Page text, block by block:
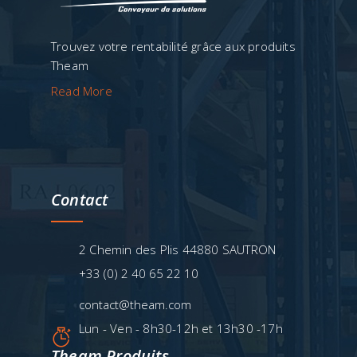
Trouvez votre rentabilité grâce aux produits
Theam
Read More
Contact
2 Chemin des Plis 44880 SAUTRON
+33 (0) 2 40 65 22 10
contact@theam.com
Lun - Ven - 8h30-12h et 13h30 -17h